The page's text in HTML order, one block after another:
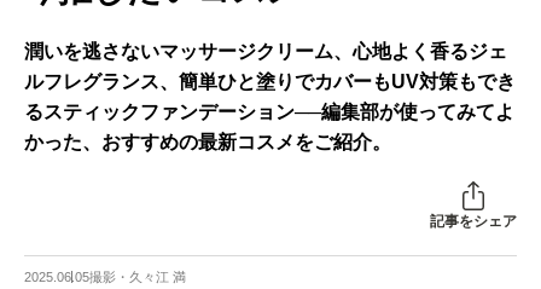
潤いを逃さないマッサージクリーム、心地よく香るジェ
ルフレグランス、簡単ひと塗りでカバーもUV対策もでき
るスティックファンデーション──編集部が使ってみてよ
かった、おすすめの最新コスメをご紹介。
記事をシェア
2025.06.05撮影・久々江 満